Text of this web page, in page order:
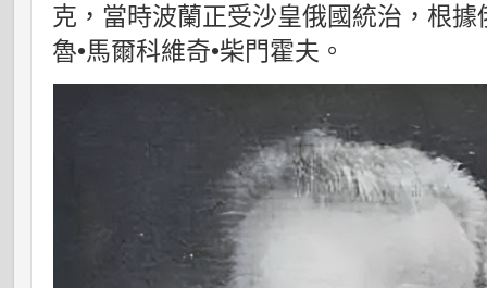
克，當時波蘭正受沙皇俄國統治，根
魯•馬爾科維奇•柴門霍夫。